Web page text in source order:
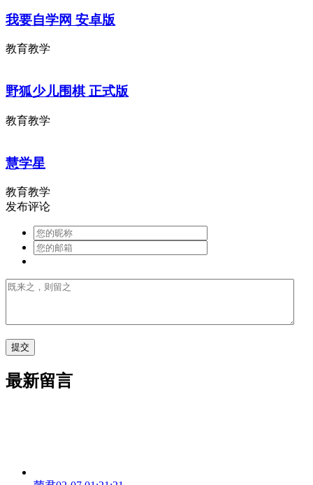
我要自学网 安卓版
教育教学
野狐少儿围棋 正式版
教育教学
慧学星
教育教学
发布评论
最新留言